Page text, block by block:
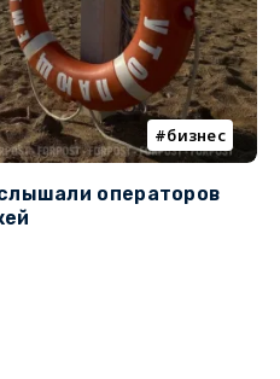
бизнес
операторов